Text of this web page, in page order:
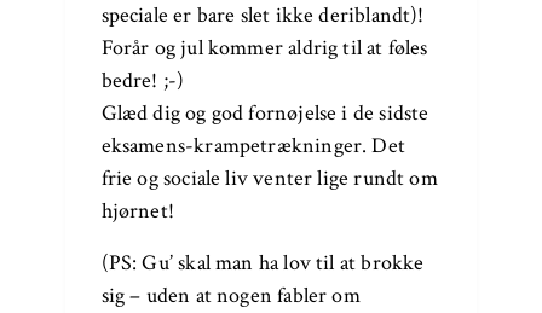
speciale er bare slet ikke deriblandt)!
Forår og jul kommer aldrig til at føles
bedre! ;-)
Glæd dig og god fornøjelse i de sidste
eksamens-krampetrækninger. Det
frie og sociale liv venter lige rundt om
hjørnet!
(PS: Gu’ skal man ha lov til at brokke
sig – uden at nogen fabler om